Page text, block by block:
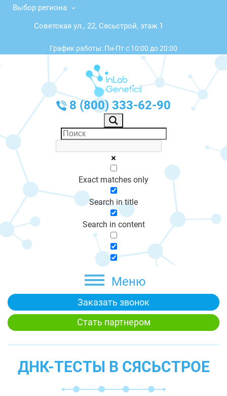
Выбор региона
Советская ул., 22, Сясьстрой, этаж 1
График работы: Пн-Пт с 10:00 до 20:00
8 (800) 333-62-90
Exact matches only
Search in title
Search in content
Меню
Заказать звонок
Стать партнером
ДНК-ТЕСТЫ В СЯСЬСТРОЕ